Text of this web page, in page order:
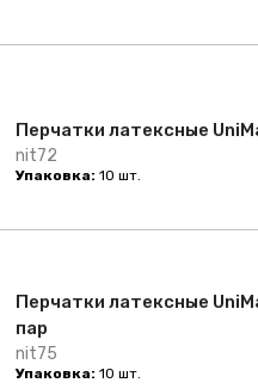
Перчатки латексные
nit72
Упаковка: 10 шт.
Перчатки латексные
пар
nit75
Упаковка: 10 шт.